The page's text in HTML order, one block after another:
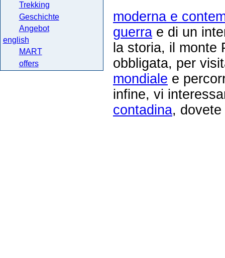
moderna e
guerra e di un
la storia, il monte
obbligata, per
mondiale e
infine, vi
contadina,
Trekking
Geschichte
Angebot
english
MART
offers